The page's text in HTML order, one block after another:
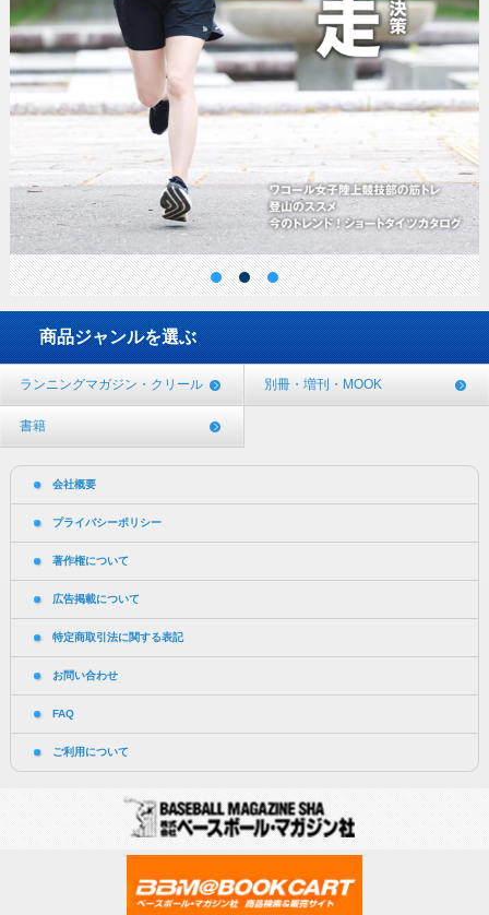
商品ジャンルを選ぶ
ランニングマガジン・クリール 別冊・増刊・MOOK
書籍
会社概要
プライバシーポリシー
著作権について
広告掲載について
特定商取引法に関する表記
お問い合わせ
FAQ
ご利用について